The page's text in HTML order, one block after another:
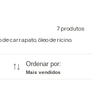
7 produtos
carrapato, óleo de ricino.
Ordenar por:
Mais vendidos